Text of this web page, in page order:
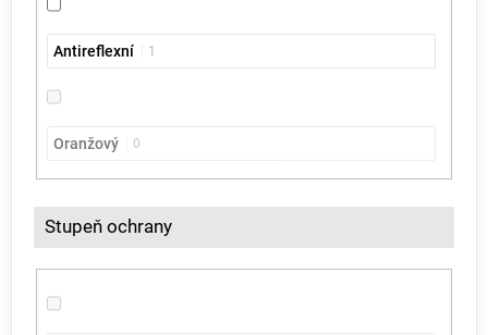
Antireflexní 1
Oranžový 0
Stupeň ochrany